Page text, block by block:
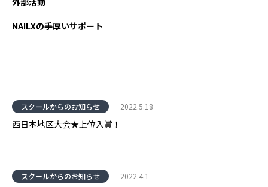
NAILXの手厚いサポート
スクールからのお知らせ 2022.5.18
西日本地区大会★上位入賞！
スクールからのお知らせ 2022.4.1